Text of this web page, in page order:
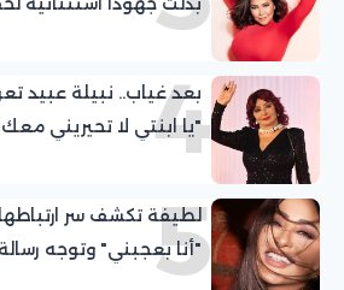
ونتطلع لدعم الجماهير
4
بعد غياب.. نبيلة عبيد
"يا ابنتي لا تحيريني
5
لطيفة تكشف سر ارتباطها
"أنا بعجبني" وتوجه